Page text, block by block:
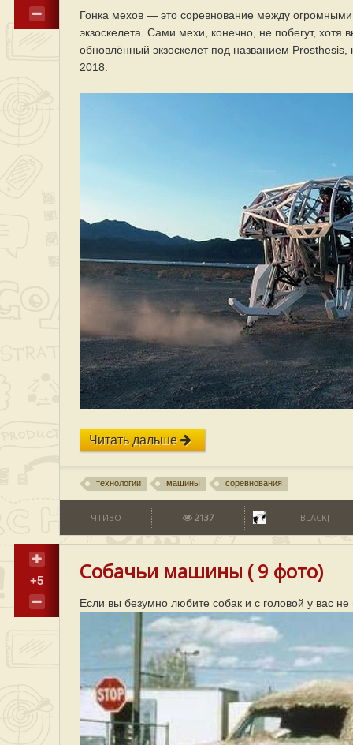
Гонка мехов — это соревнование между
экзоскелета. Сами мехи, конечно, не побегут,
обновлённый экзоскелет под названием
2018.
Читать дальше
технологии машины соревнования
ЧТИВО 2137 BLACKJ
+5 Собачьи машины ( 9 фото)
Если вы безумно любите собак и с головой у вас